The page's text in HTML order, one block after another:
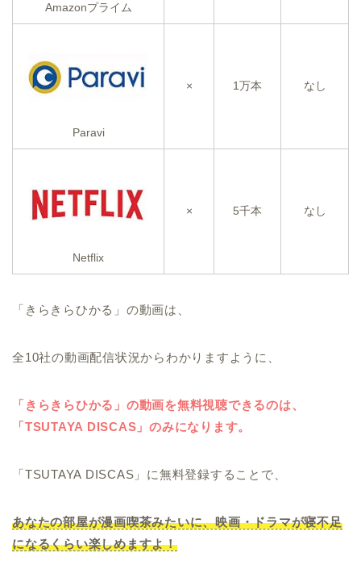
Amazonプライム
Paravi
× 1万本 なし
Netflix
× 5千本 なし
「きらきらひかる」の動画は、
全10社の動画配信状況からわかりますように、
「きらきらひかる」の動画を無料視聴できるのは、
「TSUTAYA DISCAS」のみになります。
「TSUTAYA DISCAS」に無料登録することで、
あなたの部屋が漫画喫茶みたいに、映画・ドラマが寝不足
になるくらい楽しめますよ！